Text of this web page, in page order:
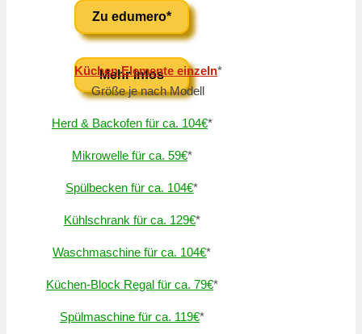
Zu edumero*
Mehr Infos
Küchen Elemente einzeln*
Größe je nach Modell
Herd & Backofen für ca. 104€*
Mikrowelle für ca. 59€*
Spülbecken für ca. 104€*
Kühlschrank für ca. 129€*
Waschmaschine für ca. 104€*
Küchen-Block Regal für ca. 79€*
Spülmaschine für ca. 119€*